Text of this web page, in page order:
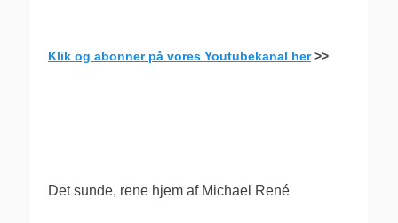
Klik og abonner på vores Youtubekanal her>>
Det sunde, rene hjem af Michael René